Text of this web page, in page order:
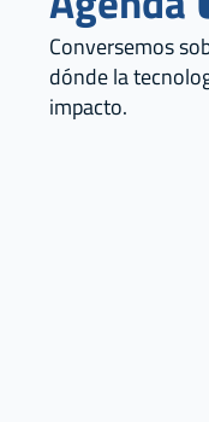
Conversemos
dónde la
impacto.